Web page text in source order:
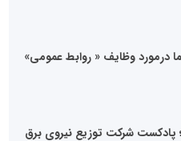
درمورد وظایف « روابط عمومی»
پادکست شرکت توزیع نیروی برق